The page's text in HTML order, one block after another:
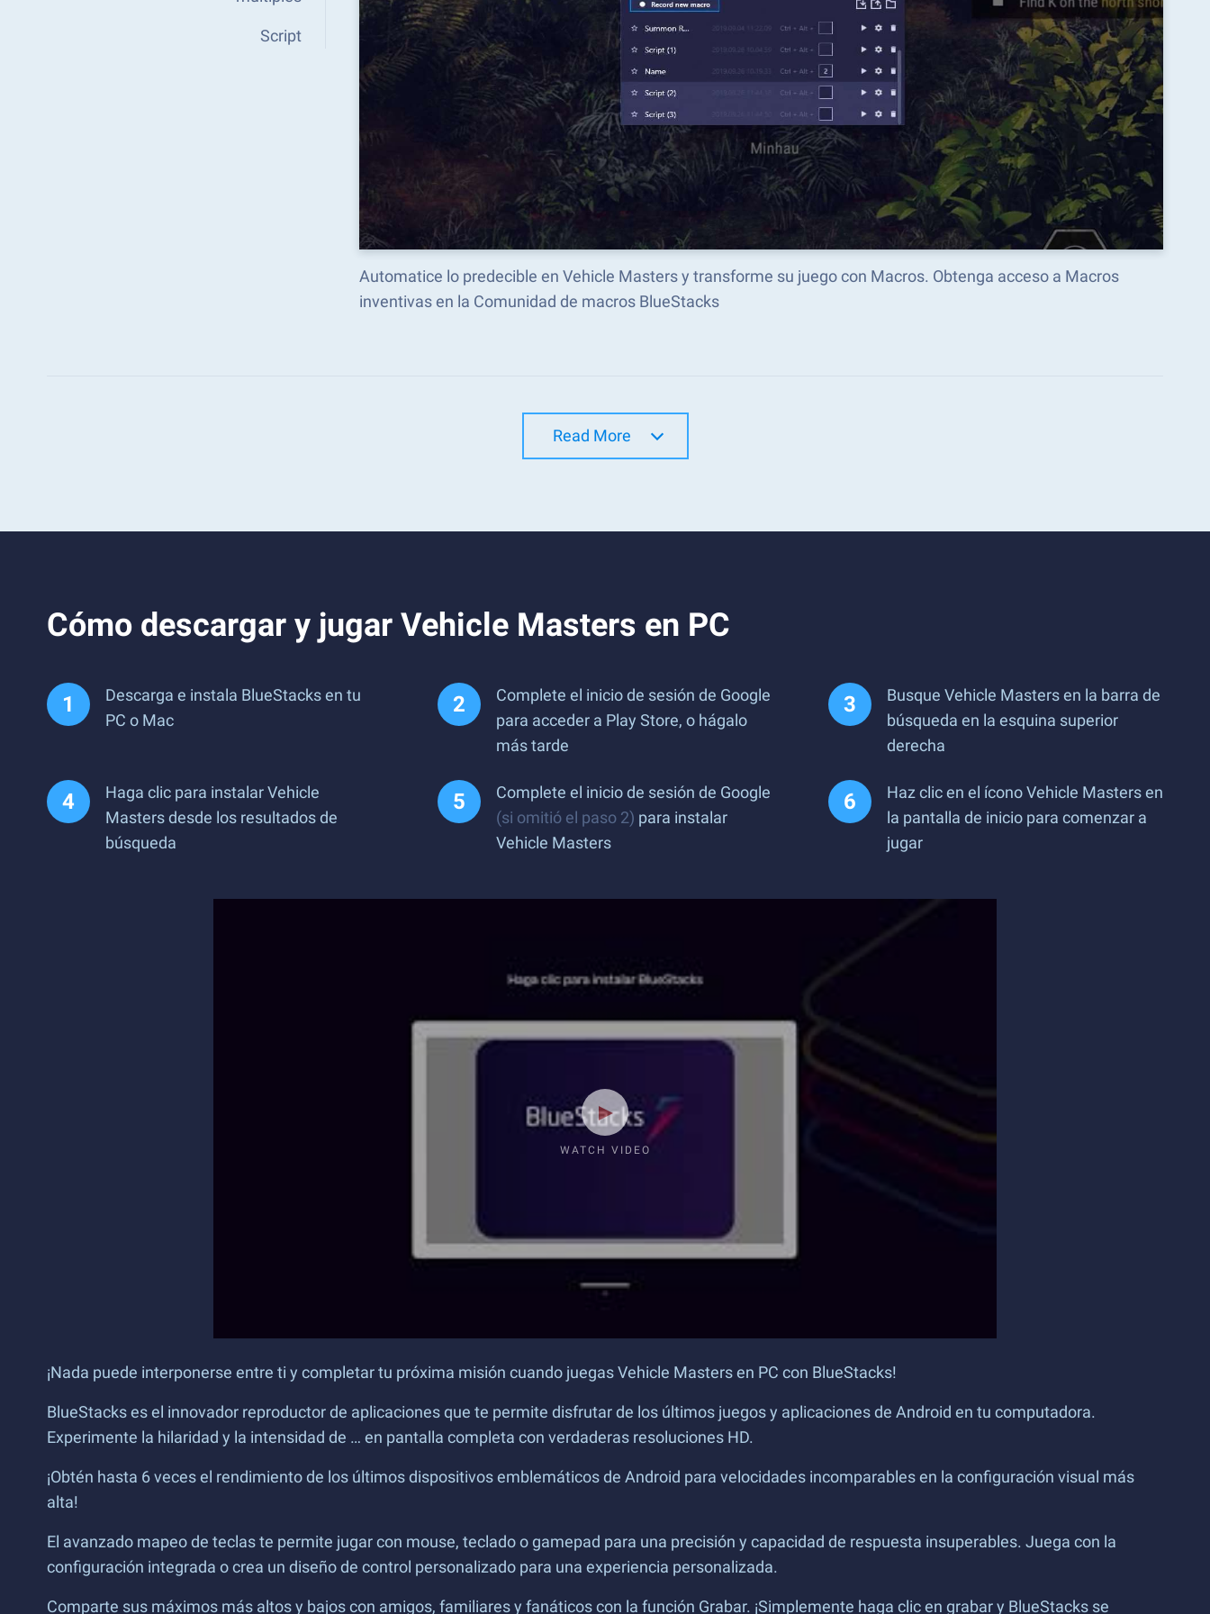
Script
Automatice lo predecible en Vehicle Masters y transforme su juego con Macros. Obtenga acceso a Macros
inventivas en la Comunidad de macros BlueStacks
Read More
Cómo descargar y jugar Vehicle Masters en PC
Descarga e instala BlueStacks en tu
PC o Mac
Complete el inicio de sesión de Google
para acceder a Play Store, o hágalo
más tarde
Busque Vehicle Masters en la barra de
búsqueda en la esquina superior
derecha
Haga clic para instalar Vehicle
Masters desde los resultados de
búsqueda
Complete el inicio de sesión de Google
(si omitió el paso 2) para instalar
Vehicle Masters
Haz clic en el ícono Vehicle Masters en
la pantalla de inicio para comenzar a
jugar
WATCH VIDEO
¡Nada puede interponerse entre ti y completar tu próxima misión cuando juegas Vehicle Masters en PC con BlueStacks!
BlueStacks es el innovador reproductor de aplicaciones que te permite disfrutar de los últimos juegos y aplicaciones de Android en tu computadora.
Experimente la hilaridad y la intensidad de … en pantalla completa con verdaderas resoluciones HD.
¡Obtén hasta 6 veces el rendimiento de los últimos dispositivos emblemáticos de Android para velocidades incomparables en la configuración visual más
alta!
El avanzado mapeo de teclas te permite jugar con mouse, teclado o gamepad para una precisión y capacidad de respuesta insuperables. Juega con la
configuración integrada o crea un diseño de control personalizado para una experiencia personalizada.
Comparte sus máximos más altos y bajos con amigos, familiares y fanáticos con la función Grabar. ¡Simplemente haga clic en grabar y BlueStacks se